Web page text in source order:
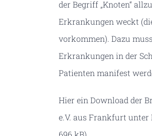
der Begriff „Knoten“
Erkrankungen weckt
vorkommen). Dazu
Erkrankungen in der
Patienten manifest
Hier ein Download der
e.V. aus Frankfurt